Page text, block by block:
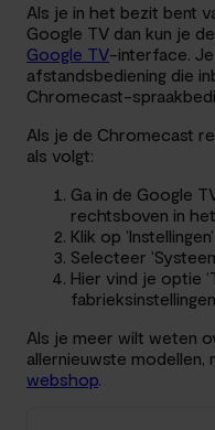
Als je in het bezit bent
Google TV dan kun je
Google TV-interface.
afstandsbediening die
Chromecast-
Als je de Chromecast
als volgt:
Ga in de Google
rechtsboven in
Klik op ‘Instellingen’
Selecteer
Hier vind je optie
Als je meer wilt weten
allernieuwste modellen,
webshop.